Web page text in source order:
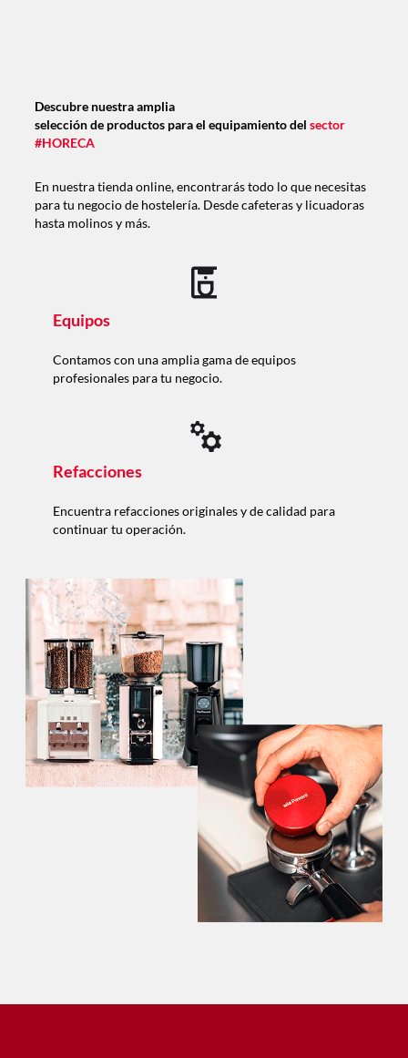
Descubre nuestra amplia
selección de productos para el equipamiento del sector
#HORECA
En nuestra tienda online, encontrarás todo lo que necesitas
para tu negocio de hostelería. Desde cafeteras y licuadoras
hasta molinos y más.
Equipos
Contamos con una amplia gama de equipos
profesionales para tu negocio.
Refacciones
Encuentra refacciones originales y de calidad para
continuar tu operación.